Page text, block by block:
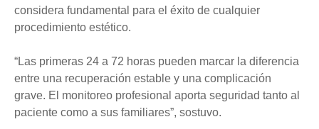
considera fundamental para el éxito de cualquier
procedimiento estético.
“Las primeras 24 a 72 horas pueden marcar la diferencia
entre una recuperación estable y una complicación
grave. El monitoreo profesional aporta seguridad tanto al
paciente como a sus familiares”, sostuvo.